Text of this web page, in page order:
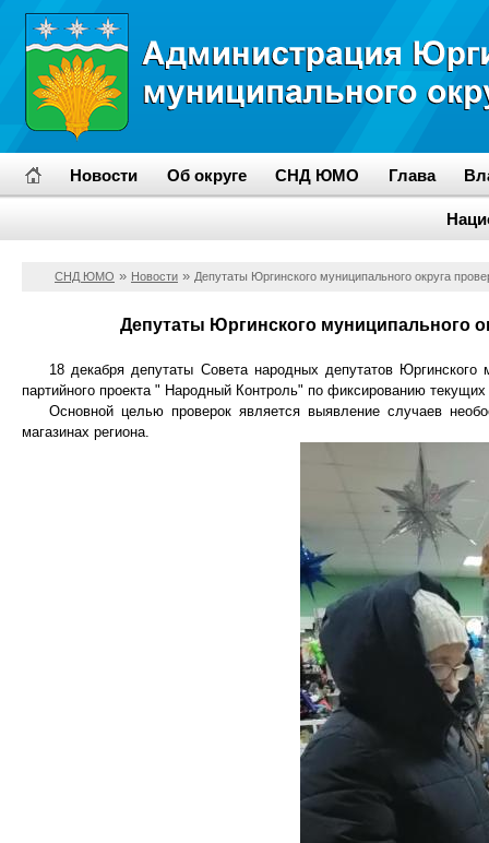
Главная
Новости Об округе СНД ЮМО Глава
СНД ЮМО » Новости » Депутаты Юргинского муниципального округа
Депутаты Юргинского муниципального
18 декабря депутаты Совета народных депутатов
партийного проекта " Народный Контроль" по фиксированию
Основной целью проверок является выявление случаев
магазинах региона.